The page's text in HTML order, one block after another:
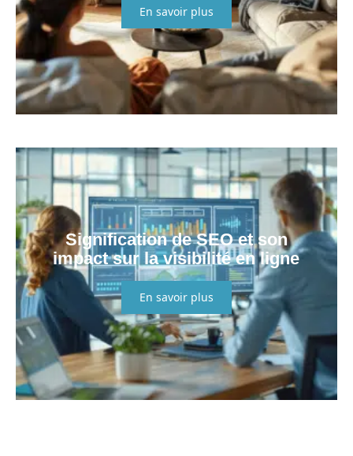
En savoir plus
Signification de SEO et son
impact sur la visibilité en ligne
En savoir plus